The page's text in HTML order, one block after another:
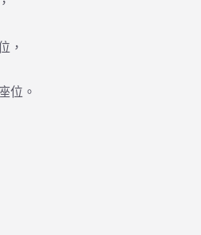
，
位。